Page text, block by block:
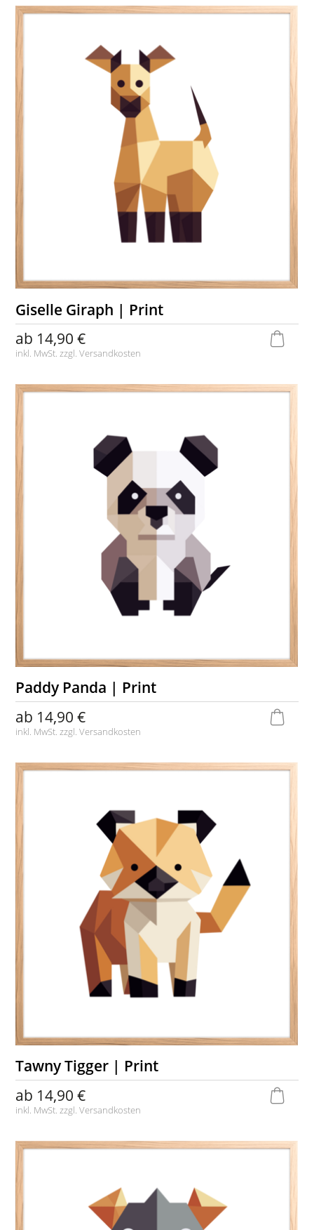
Giselle Giraph | Print
ab 14,90 €
inkl. MwSt. zzgl.Versandkosten
Paddy Panda | Print
ab 14,90 €
inkl. MwSt. zzgl.Versandkosten
Tawny Tigger | Print
ab 14,90 €
inkl. MwSt. zzgl.Versandkosten